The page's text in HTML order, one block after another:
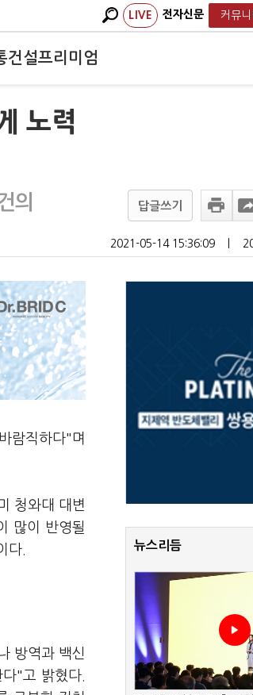
LIVE 전자신문 커뮤니
건설프리미엄
노력
의 답글쓰기
2021-05-14 15:36:09
람직하다"며
청와대 대변
많이 반영될
다.
방역과 백신
"고 밝혔다.
뉴스리듬